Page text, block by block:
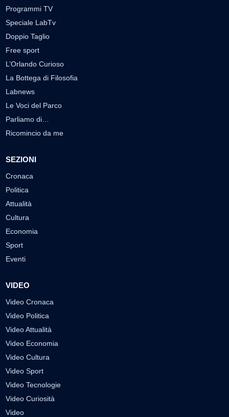
Programmi TV
Speciale LabTv
Doppio Taglio
Free sport
L’Orlando Curioso
La Bottega di Filosofia
Labnews
Le Voci del Parco
Parliamo di…
Ricomincio da me
SEZIONI
Cronaca
Politica
Attualità
Cultura
Economia
Sport
Eventi
VIDEO
Video Cronaca
Video Politica
Video Attualità
Video Economia
Video Cultura
Video Sport
Video Tecnologie
Video Curiosità
Video